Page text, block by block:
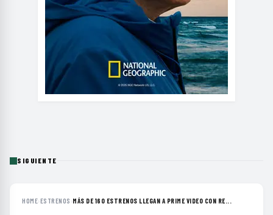
SIGUIENTE
HOME›ESTRENOS ›MÁS DE 160 ESTRENOS LLEGAN A PRIME VIDEO CON RE...